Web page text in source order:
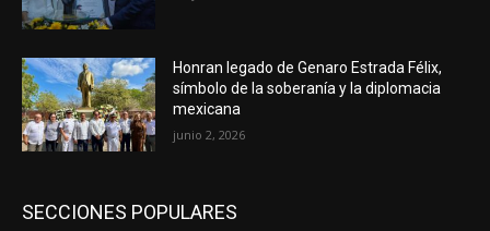
Honran legado de Genaro Estrada Félix,
símbolo de la soberanía y la diplomacia
mexicana
junio 2, 2026
SECCIONES POPULARES